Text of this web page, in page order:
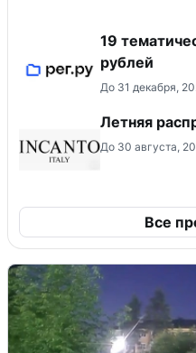
19
рублей
До 31 декабря,
Летняя
До 30 августа,
Все